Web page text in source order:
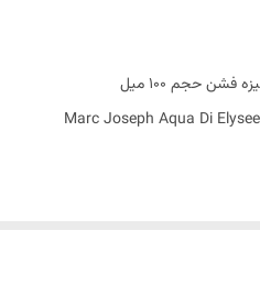
حجم 100 میل
Marc Joseph Aqua Di